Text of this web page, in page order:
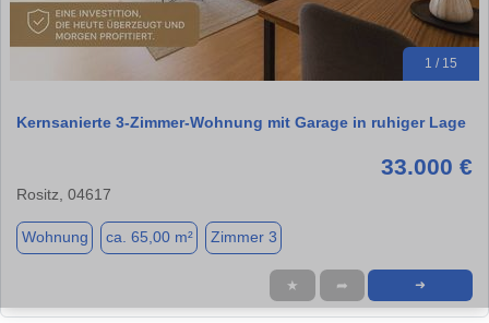
1 / 15
Kernsanierte 3-Zimmer-Wohnung mit Garage in ruhiger Lage
33.000 €
Rositz, 04617
Wohnung ca. 65,00 m² Zimmer 3
★ ➦ ➜